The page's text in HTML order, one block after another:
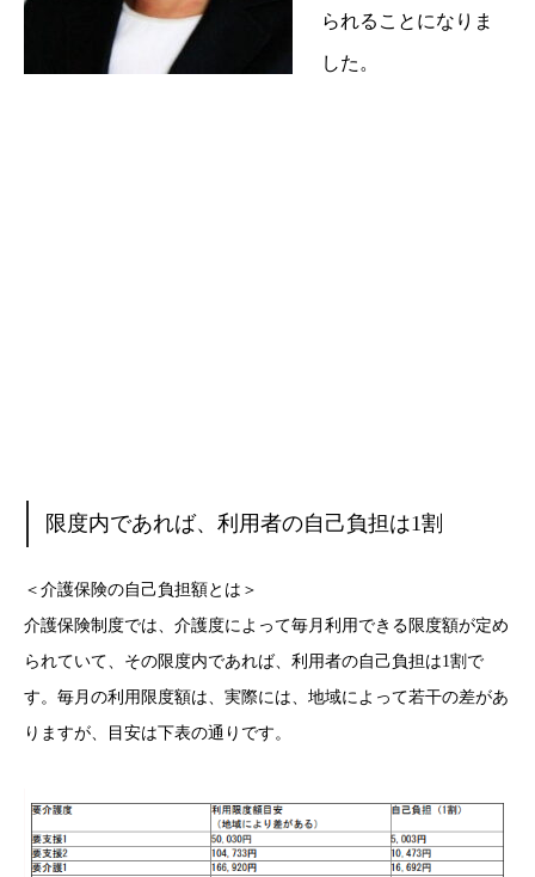
られることになりま
した。
限度内であれば、利用者の自己負担は1割
＜介護保険の自己負担額とは＞
介護保険制度では、介護度によって毎月利用できる限度額が定め
られていて、その限度内であれば、利用者の自己負担は1割で
す。毎月の利用限度額は、実際には、地域によって若干の差があ
りますが、目安は下表の通りです。